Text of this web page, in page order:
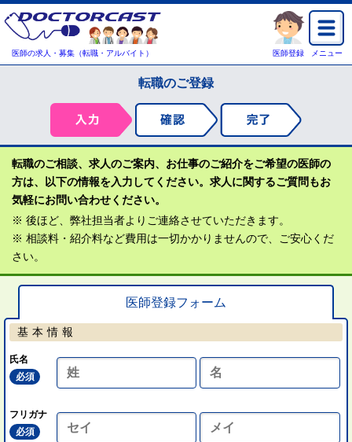
医師の求人・募集（転職・アルバイト） 医師登録 メニュー
転職のご登録
転職のご相談、求人のご案内、お仕事のご紹介をご希望の医師の
方は、以下の情報を入力してください。求人に関するご質問もお
気軽にお問い合わせください。
※ 後ほど、弊社担当者よりご連絡させていただきます。
※ 相談料・紹介料など費用は一切かかりませんので、ご安心くだ
さい。
医師登録フォーム
基本情報
氏名
必須
フリガナ
必須